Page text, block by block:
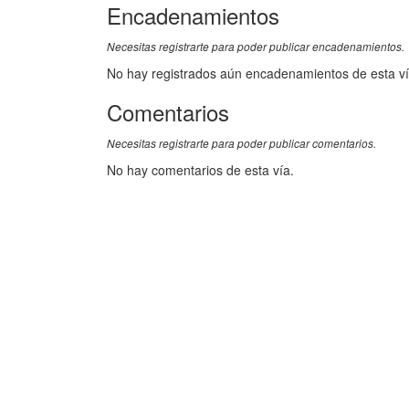
Encadenamientos
Necesitas registrarte para poder publicar encadenamientos.
No hay registrados aún encadenamientos de esta
Comentarios
Necesitas registrarte para poder publicar comentarios.
No hay comentarios de esta vía.